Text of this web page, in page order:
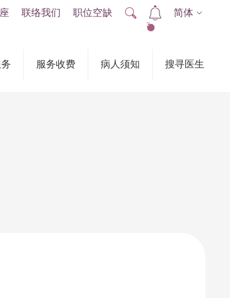
服务收费 病人须知 搜寻医生
联络我们 职位空缺
2
简体